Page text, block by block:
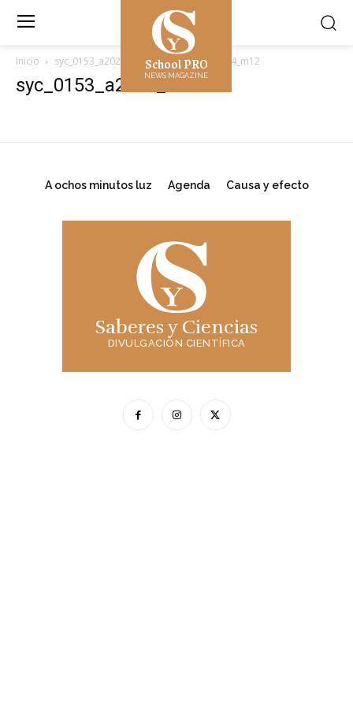
School PRO
NEWS MAGAZINE
Inicio syc_0153_a2024_m12 syc_0153_a2024_m12
syc_0153_a2024_m12
A ochos minutos luz Agenda Causa y efecto
Saberes y Ciencias
DIVULGACIÓN CIENTÍFICA